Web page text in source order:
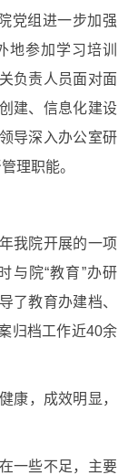
党组进一步加强
参加学习培训
负责人员面对面
建、信息化建设
导深入办公室研
理职能。
我院开展的一项
与院“教育”办研
了教育办建档、
归档工作近40余
康，成效明显，
一些不足，主要